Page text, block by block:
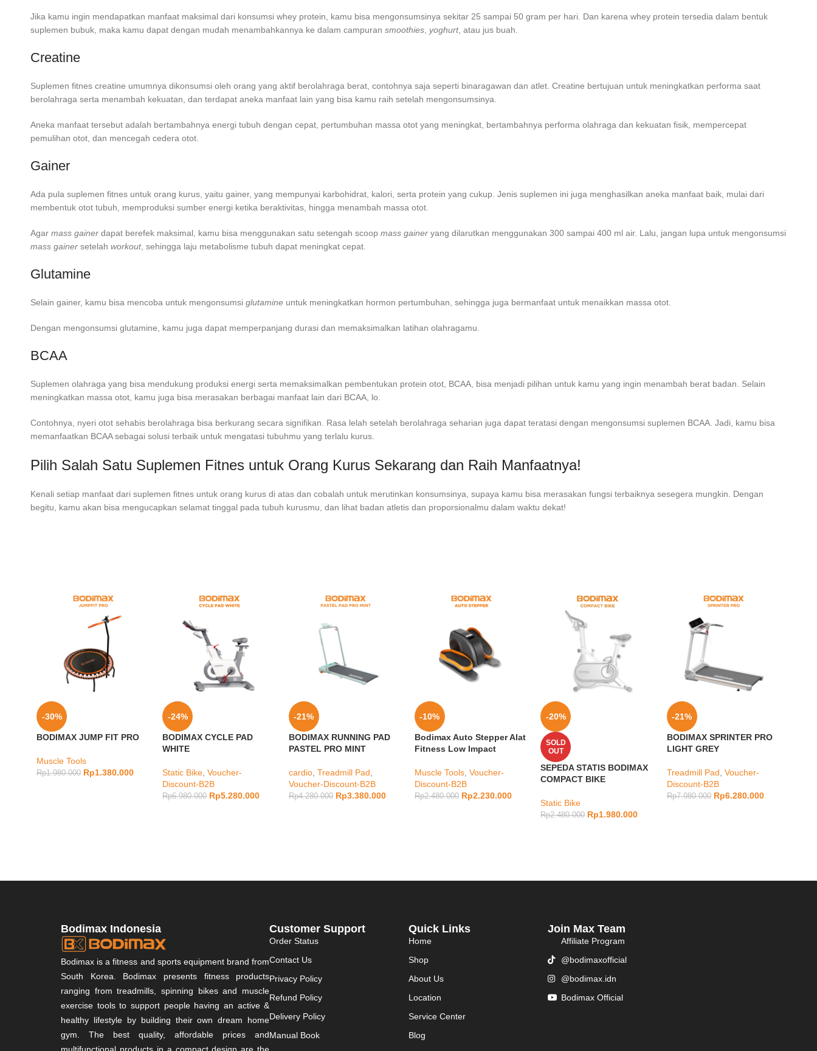
Jika kamu ingin mendapatkan manfaat maksimal dari konsumsi whey protein, kamu bisa mengonsumsinya sekitar 25 sampai 50 gram per hari. Dan karena whey protein tersedia dalam bentuk
suplemen bubuk, maka kamu dapat dengan mudah menambahkannya ke dalam campuran smoothies, yoghurt, atau jus buah.
Creatine
Suplemen fitnes creatine umumnya dikonsumsi oleh orang yang aktif berolahraga berat, contohnya saja seperti binaragawan dan atlet. Creatine bertujuan untuk meningkatkan performa saat
berolahraga serta menambah kekuatan, dan terdapat aneka manfaat lain yang bisa kamu raih setelah mengonsumsinya.
Aneka manfaat tersebut adalah bertambahnya energi tubuh dengan cepat, pertumbuhan massa otot yang meningkat, bertambahnya performa olahraga dan kekuatan fisik, mempercepat
pemulihan otot, dan mencegah cedera otot.
Gainer
Ada pula suplemen fitnes untuk orang kurus, yaitu gainer, yang mempunyai karbohidrat, kalori, serta protein yang cukup. Jenis suplemen ini juga menghasilkan aneka manfaat baik, mulai dari
membentuk otot tubuh, memproduksi sumber energi ketika beraktivitas, hingga menambah massa otot.
Agar mass gainer dapat berefek maksimal, kamu bisa menggunakan satu setengah scoop mass gainer yang dilarutkan menggunakan 300 sampai 400 ml air. Lalu, jangan lupa untuk mengonsumsi
mass gainer setelah workout, sehingga laju metabolisme tubuh dapat meningkat cepat.
Glutamine
Selain gainer, kamu bisa mencoba untuk mengonsumsi glutamine untuk meningkatkan hormon pertumbuhan, sehingga juga bermanfaat untuk menaikkan massa otot.
Dengan mengonsumsi glutamine, kamu juga dapat memperpanjang durasi dan memaksimalkan latihan olahragamu.
BCAA
Suplemen olahraga yang bisa mendukung produksi energi serta memaksimalkan pembentukan protein otot, BCAA, bisa menjadi pilihan untuk kamu yang ingin menambah berat badan. Selain
meningkatkan massa otot, kamu juga bisa merasakan berbagai manfaat lain dari BCAA, lo.
Contohnya, nyeri otot sehabis berolahraga bisa berkurang secara signifikan. Rasa lelah setelah berolahraga seharian juga dapat teratasi dengan mengonsumsi suplemen BCAA. Jadi, kamu bisa
memanfaatkan BCAA sebagai solusi terbaik untuk mengatasi tubuhmu yang terlalu kurus.
Pilih Salah Satu Suplemen Fitnes untuk Orang Kurus Sekarang dan Raih Manfaatnya!
Kenali setiap manfaat dari suplemen fitnes untuk orang kurus di atas dan cobalah untuk merutinkan konsumsinya, supaya kamu bisa merasakan fungsi terbaiknya sesegera mungkin. Dengan
begitu, kamu akan bisa mengucapkan selamat tinggal pada tubuh kurusmu, dan lihat badan atletis dan proporsionalmu dalam waktu dekat!
-30%
BODIMAX JUMP FIT PRO
Muscle Tools
Rp1.980.000 Rp1.380.000
-24%
BODIMAX CYCLE PAD
WHITE
Static Bike Voucher-
Discount-B2B
Rp6.980.000 Rp5.280.000
-21%
BODIMAX RUNNING PAD
PASTEL PRO MINT
cardio, Treadmill Pad
Voucher-Discount-B2B
Rp4.280.000 Rp3.380.000
-10%
Bodimax Auto Stepper Alat
Fitness Low Impact
Muscle Tools, Voucher-
Discount-B2B
Rp2.480.000 Rp2.230.000
-20%
SOLD
OUT
SEPEDA STATIS BODIMAX
COMPACT BIKE
Static Bike
Rp2.480.000 Rp1.980.000
-21%
BODIMAX SPRINTER PRO
LIGHT GREY
Treadmill Pad Voucher-
Discount-B2B
Rp7.980.000 Rp6.280.000
Bodimax Indonesia
Bodimax is a fitness and sports equipment brand from
South Korea. Bodimax presents fitness products
ranging from treadmills, spinning bikes and muscle
exercise tools to support people having an active &
healthy lifestyle by building their own dream home
gym. The best quality, affordable prices and
multifunctional products in a compact design are the
Customer Support
Order Status
Contact Us
Privacy Policy
Refund Policy
Delivery Policy
Manual Book
Quick Links
Home
Shop
About Us
Location
Service Center
Blog
Join Max Team
Affiliate Program
@bodimaxofficial
@bodimax.idn
Bodimax Official